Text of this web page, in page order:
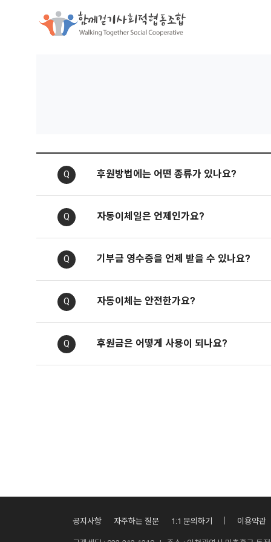
Q 후원방법에는 어떤 종류가 있나요?
Q 자동이체일은 언제인가요?
Q 기부금 영수증을 언제 받을 수 있나요?
Q 자동이체는 안전한가요?
Q 후원금은 어떻게 사용이 되나요?
공지사항 자주하는 질문 1:1 문의하기 이용약관